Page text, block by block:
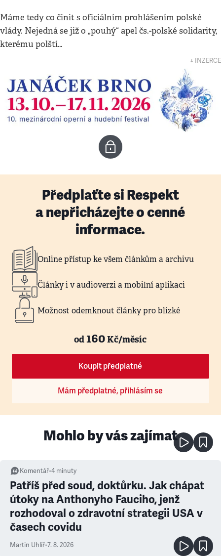
Máme tedy co činit s oficiálním prohlášením polské
vlády. Nejedná se již o „pouhý“ apel čs.-polské solidarity,
kterému polští…
↓ INZERCE
Předplaťte si Respekt
a nepřicházejte o cenné
informace.
Online přístup ke všem článkům a archivu
Články i v audioverzi a mobilní aplikaci
Možnost odemknout články pro blízké
od160Kč/měsíc
Koupit předplatné
Mám předplatné, přihlásím se
Mohlo by vás zajímat
Komentář•4 minuty
Patříš před soud, doktůrku. Jak chápat
útoky na Anthonyho Fauciho, jenž
rozhodoval o zdravotní strategii USA v
časech covidu
Martin Uhlíř•7. 8. 2026